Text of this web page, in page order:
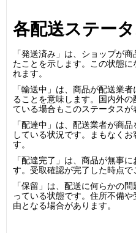
各配送ステー
「発送済み」は、ショップが
たことを示します。この状態
れます。
「輸送中」は、商品が配送業
ることを意味します。国内外
ている場合もこのステータスが
「配達中」は、配送業者が商
している状況です。まもなく
す。
「配達完了」は、商品が無事
す。受取確認が完了した時点で
「保留」は、配送に何らかの
っている状態です。住所不備
由となる場合があります。